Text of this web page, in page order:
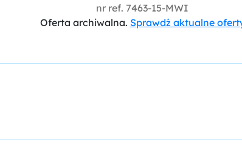
nr ref. 7463-15-MWI
Oferta archiwalna. Sprawdź aktualne